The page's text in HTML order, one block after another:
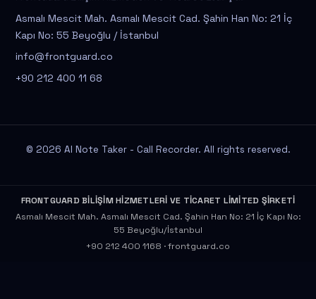
Asmalı Mescit Mah. Asmalı Mescit Cad. Şahin Han No: 21 İç
Kapı No: 55 Beyoğlu / İstanbul
info@frontguard.co
+90 212 400 11 68
© 2026 AI Note Taker - Call Recorder. All rights reserved.
FRONTGUARD BİLİŞİM HİZMETLERİ VE TİCARET LİMİTED ŞİRKETİ
Asmalı Mescit Mah. Asmalı Mescit Cad. Şahin Han No: 21 İç Kapı No:
55 Beyoğlu/İstanbul
+90 212 400 1168 ·frontguard.co